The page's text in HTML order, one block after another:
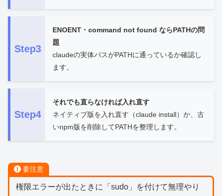
Step3
ENOENT・command not found ならPATHの問
題
claudeの実体パスがPATHに通っているか確認し
ます。
Step4
それでも直らなければ入れ直す
ネイティブ版を入れ直す（claude install）か、古
いnpm版を削除してPATHを整理します。
要注意
権限エラーが出たときに「sudo」を付けて無理やり